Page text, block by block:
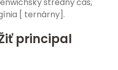
[ ternárny].
principal